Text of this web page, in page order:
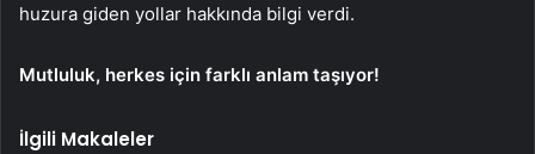
huzura giden yollar hakkında bilgi verdi.
Mutluluk, herkes için farklı anlam taşıyor!
İlgili Makaleler